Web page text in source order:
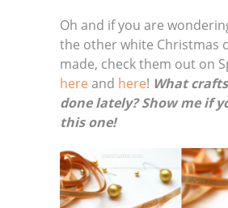
Oh and if you are
the other white Christmas
made, check them out on
hereand here! What
done lately? Show me if
this one!